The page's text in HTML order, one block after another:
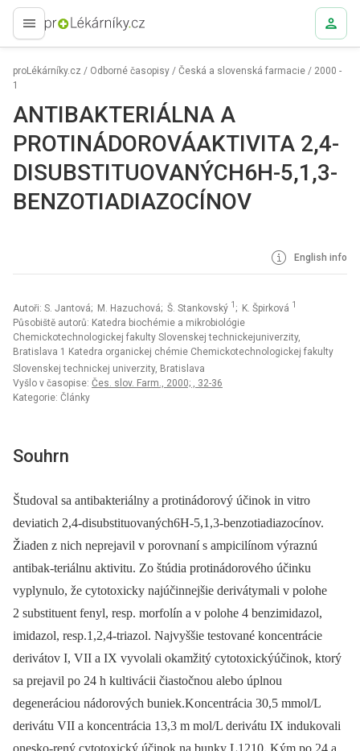
proLékaře.cz
proLékárníky.cz / Odborné časopisy / Česká a slovenská farmacie / 2000 -
1
ANTIBAKTERIÁLNA A
PROTINÁDOROVÁAKTIVITA 2,4-
DISUBSTITUOVANÝCH6H-5,1,3-
BENZOTIADIAZOCÍNOV
English info
Autoři: S. Jantová; M. Hazuchová; Š. Stankovský 1 ; K. Špirková 1
Působiště autorů: Katedra biochémie a mikrobiológie
Chemickotechnologickej fakulty Slovenskej technickejuniverzity,
Bratislava 1 Katedra organickej chémie Chemickotechnologickej fakulty
Slovenskej technickej univerzity, Bratislava
Vyšlo v časopise: Čes. slov. Farm., 2000; , 32-36
Kategorie: Články
Souhrn
Študoval sa antibakteriálny a protinádorový účinok in vitro
deviatich 2,4-disubstituovaných6H-5,1,3-benzotiadiazocínov.
Žiaden z nich neprejavil v porovnaní s ampicilínom výraznú
antibak-teriálnu aktivitu. Zo štúdia protinádorového účinku
vyplynulo, že cytotoxicky najúčinnejšie derivátymali v polohe
2 substituent fenyl, resp. morfolín a v polohe 4 benzimidazol,
imidazol, resp.1,2,4-triazol. Najvyššie testované koncentrácie
derivátov I, VII a IX vyvolali okamžitý cytotoxickýúčinok, ktorý
sa prejavil po 24 h kultivácii čiastočnou alebo úplnou
degeneráciou nádorových buniek.Koncentrácia 30,5 mmol/L
derivátu VII a koncentrácia 13,3 m mol/L derivátu IX indukovali